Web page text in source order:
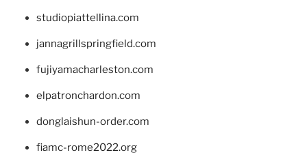
studiopiattellina.com
jannagrillspringfield.com
fujiyamacharleston.com
elpatronchardon.com
donglaishun-order.com
fiamc-rome2022.org